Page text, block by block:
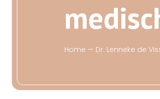
medisc
Home — Dr. Lenneke de Vis